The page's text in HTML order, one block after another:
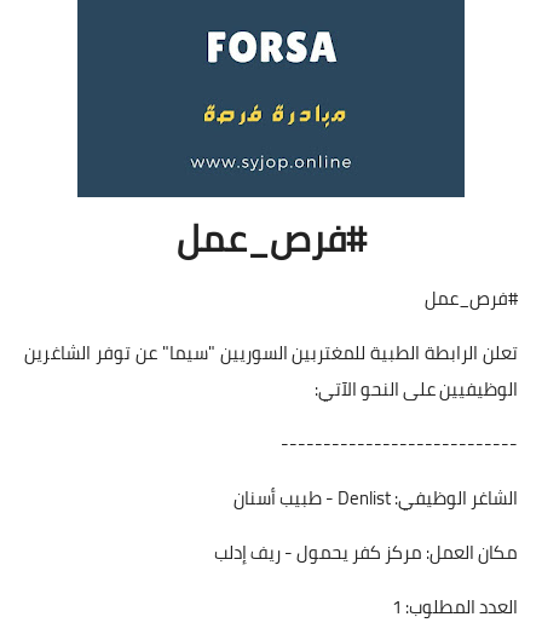
#فرص_عمل
#فرص_عمل
تعلن الرابطة الطبية للمغتربين السوريين "سيما" عن توفر الشاغرين
الوظيفيين على النحو الآتي:
----------------------------
الشاغر الوظيفي: Denlist - طبيب أسنان
مكان العمل: مركز كفر يحمول - ريف إدلب
العدد المطلوب: 1